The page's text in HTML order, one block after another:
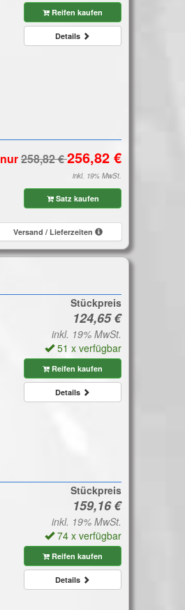
Reifen kaufen
Details
nur
inkl. 19% MwSt.
Satz kaufen
Versand / Lieferzeiten
Stückpreis
inkl. 19% MwSt.
51 x verfügbar
Reifen kaufen
Details
Stückpreis
inkl. 19% MwSt.
74 x verfügbar
Reifen kaufen
Details